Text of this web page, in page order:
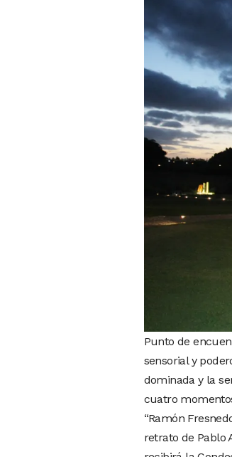
Punto de
sensorial y
dominada y la
cuatro
“Ramón
retrato de Pablo